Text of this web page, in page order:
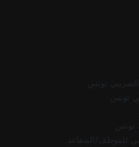
تونس
تونس
تونس
للموظف/المتقاعد